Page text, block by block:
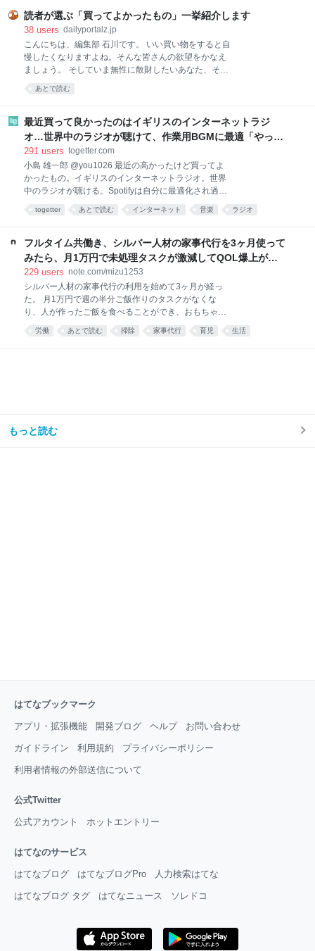
調理するのは、面倒くさい。特に夏は外出するのも調
理するのも暑くて億劫。そんなときでも、手軽に本格
麻婆豆腐が味わえるのがこちらの商品です。 熱湯で約
4〜5分あたためて（電子レンジであたためる場合は
500Wで約2分）、ご飯にかけるだけ。初めて食べたと
きは、正
読者が選ぶ「買ってよかったもの」一挙紹介します
38 users dailyportalz.jp
こんにちは、編集部 石川です。 いい買い物をすると自
慢したくなりますよね。そんな皆さんの欲望をかなえ
ましょう。 そしていま無性に散財したいあなた、そん
主義の手先となった我々人類にもたらされる癒しのひ
もの」です。 ただいまAmazonが7/13(月)いっぱいま
で、プライムデーの大型セール中（現在は先行セー
ル）なので、琴線に触れた方はどしどしお買い求めく
ださい。 ※このページのリンクからご購入いただくと
一部収益がサイトに還元され運営費になります。あり
がとうございます！
あとで読む
最近買って良かったのはイギリスのインターネットラジ
オ…世界中のラジオが聴けて、作業用BGMに最適「やっぱ
り物理的な機械」「この質感で鎮座してくれるのがいい」
291 users togetter.com
小島 雄一郎 @you1026 最近の高かったけど買ってよ
かったもの。イギリスのインターネットラジオ。世界
中のラジオが聴ける。Spotifyは自分に最適化され過ぎ
と、その国の雰囲気とかと一緒に音楽が流れてくる。
こっちがいい。 pic.x.com/Qf4rbfrpij 2026-06-28
10:48:11
togetter あとで読む インターネット 音楽 ラジオ
フルタイム共働き、シルバー人材の家事代行を3ヶ月使って
みたら、月1万円で未処理タスクが激減してQOL爆上がり
した話。｜みず
229 users note.com/mizu1253
シルバー人材の家事代行の利用を始めて3ヶ月が経っ
た。 月1万円で週の半分ご飯作りのタスクがなくな
り、人が作ったご飯を食べることができ、おもちゃが
なくなり、トイレ掃除は頻度が半分くらいになった。
が1人。 毎日時間との戦い。 私は仕事終わりに家事を
楽しくテキパキとできる方ではない。ついだらけてし
労働 あとで読む 掃除 家事代行 育児 生活
もっと読む
はてなブックマーク
アプリ・拡張機能 開発ブログ ヘルプ お問い合わせ
ガイドライン 利用規約 プライバシーポリシー
利用者情報の外部送信について
公式Twitter
公式アカウント ホットエントリー
はてなのサービス
はてなブログ はてなブログPro 人力検索はてな
はてなブログ タグ はてなニュース ソレドコ